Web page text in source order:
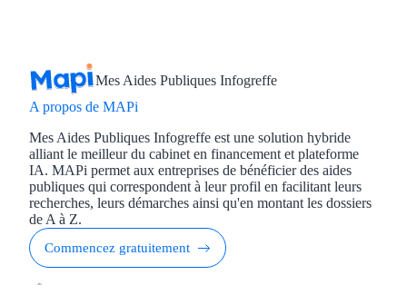
Mes Aides Publiques Infogreffe
A propos de MAPi
Mes Aides Publiques Infogreffe est une solution hybride
alliant le meilleur du cabinet en financement et plateforme
IA. MAPi permet aux entreprises de bénéficier des aides
publiques qui correspondent à leur profil en facilitant leurs
recherches, leurs démarches ainsi qu'en montant les dossiers
de A à Z.
Commencez gratuitement